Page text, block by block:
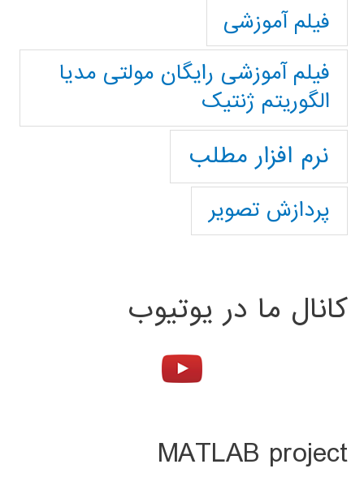
فیلم آموزشی
فیلم آموزشی رایگان مولتی مدیا
الگوریتم ژنتیک
نرم افزار مطلب
پردازش تصویر
کانال ما در یوتیوب
MATLAB project